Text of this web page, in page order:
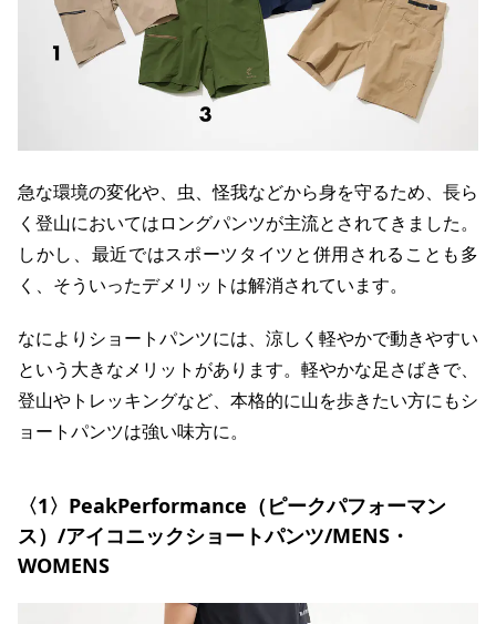
急な環境の変化や、虫、怪我などから身を守るため、長ら
く登山においてはロングパンツが主流とされてきました。
しかし、最近ではスポーツタイツと併用されることも多
く、そういったデメリットは解消されています。
なによりショートパンツには、涼しく軽やかで動きやすい
という大きなメリットがあります。軽やかな足さばきで、
登山やトレッキングなど、本格的に山を歩きたい方にもシ
ョートパンツは強い味方に。
〈1〉PeakPerformance（ピークパフォーマン
ス）/アイコニックショートパンツ/MENS・
WOMENS